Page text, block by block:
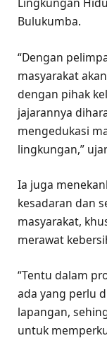
Lingkungan
Bulukumba.
“Dengan
masyarakat
dengan pihak
jajarannya
mengedukasi
lingkungan,”
Ia juga
kesadaran dan
masyarakat,
merawat
“Tentu dalam
ada yang perlu
lapangan,
untuk